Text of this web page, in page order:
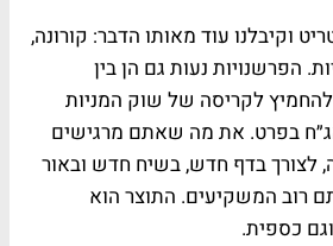
וקיבלנו עוד מאותו הדבר: קורונה,
הפרשנויות נעות גם הן בין
לקריסה של שוק המניות
בפרט. את מה שאתם מרגישים
לצורך בדף חדש, בשיח חדש ובאור
רוב המשקיעים. התוצר הוא
כספית.